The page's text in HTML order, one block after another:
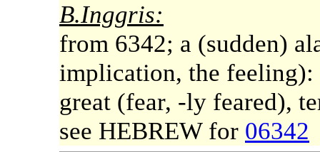
B.Inggris:
from 6342; a (sudden)
implication, the
great (fear, -ly feared),
see HEBREW for 06342